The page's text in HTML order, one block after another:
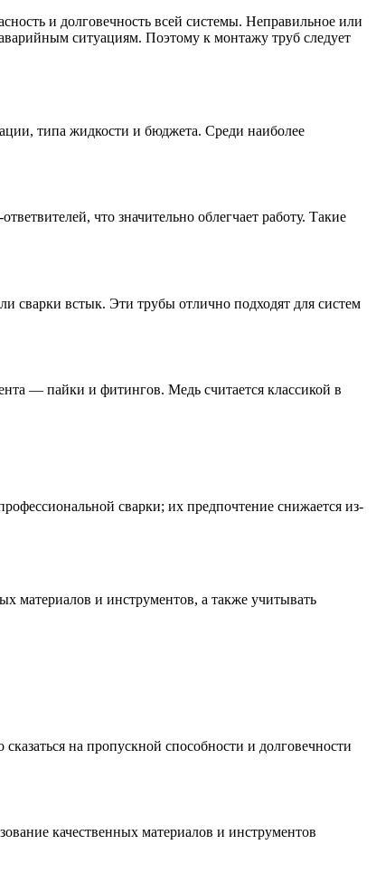
и долговечность всей системы. Неправильное или
ситуациям. Поэтому к монтажу труб следует
типа жидкости и бюджета. Среди наиболее
что значительно облегчает работу. Такие
сварки встык. Эти трубы отлично подходят для систем
— пайки и фитингов. Медь считается классикой в
сварки; их предпочтение снижается из-
материалов и инструментов, а также учитывать
на пропускной способности и долговечности
качественных материалов и инструментов